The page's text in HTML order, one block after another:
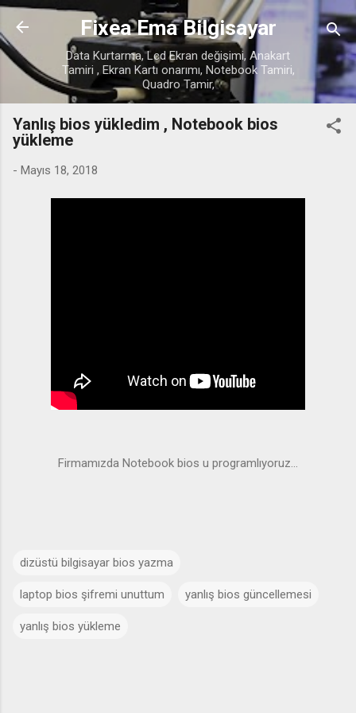
Ana içeriğe atla
Fixea Ema Bilgisayar
Data Kurtarma, Lcd Ekran değişimi, Anakart
Tamiri , Ekran Kartı onarımı, Notebook Tamiri,
Quadro Tamir,
Yanlış bios yükledim , Notebook bios
yükleme
- Mayıs 18, 2018
Firmamızda Notebook bios u programlıyoruz...
dizüstü bilgisayar bios yazma
laptop bios şifremi unuttum yanlış bios güncellemesi
yanlış bios yükleme